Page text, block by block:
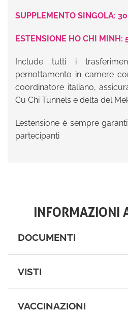
SUPPLEMENTO SINGOLA:
ESTENSIONE HO CHI MINH:
Include tutti i
pernottamento in camere
coordinatore italiano,
Cu Chi Tunnels e delta del
L’estensione è sempre
partecipanti
INFORMAZIONI
DOCUMENTI
VISTI
VACCINAZIONI